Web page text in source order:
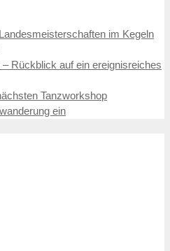
im Kegeln
Rückblick auf ein ereignisreiches
Tanzworkshop
ein